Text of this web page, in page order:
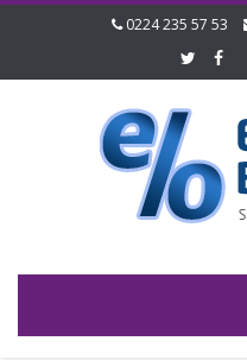
0224 235 57 53